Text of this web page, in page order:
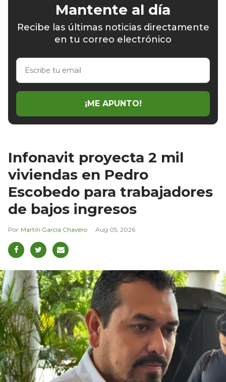
Mantente al día
Recibe las últimas noticias directamente
en tu correo electrónico
Escribe
email
¡ME APUNTO!
Infonavit proyecta 2 mil
viviendas en Pedro
Escobedo para trabajadores
de bajos ingresos
Martín García Chavero Aug 05, 2026